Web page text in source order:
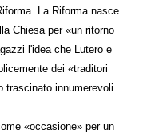
La Riforma nasce
Chiesa per «un ritorno
l'idea che Lutero e
dei «traditori
trascinato innumerevoli
«occasione» per un